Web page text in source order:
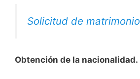
Solicitud de matrimonio
Obtención de la nacionalidad.